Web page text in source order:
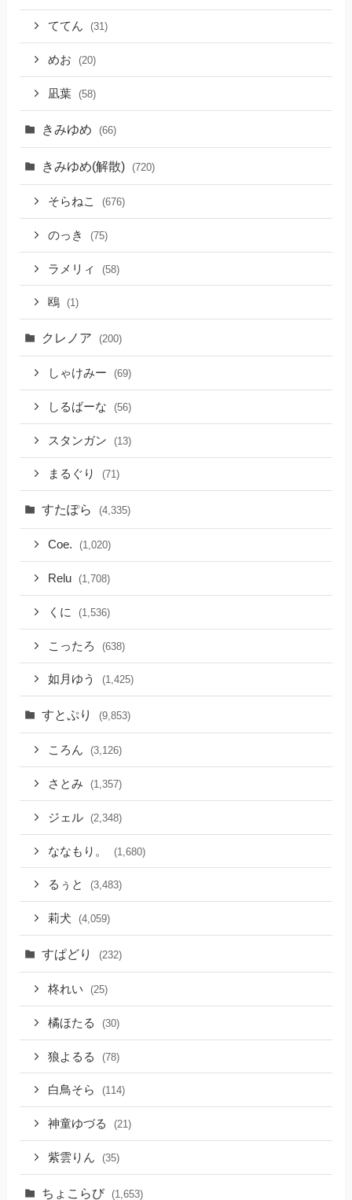
ててん (31)
めお (20)
凪葉 (58)
きみゆめ (66)
きみゆめ(解散) (720)
そらねこ (676)
のっき (75)
ラメリィ (58)
鴎 (1)
クレノア (200)
しゃけみー (69)
しるばーな (56)
スタンガン (13)
まるぐり (71)
すたぽら (4,335)
Coe. (1,020)
Relu (1,708)
くに (1,536)
こったろ (638)
如月ゆう (1,425)
すとぷり (9,853)
ころん (3,126)
さとみ (1,357)
ジェル (2,348)
ななもり。 (1,680)
るぅと (3,483)
莉犬 (4,059)
すぱどり (232)
柊れい (25)
橘ほたる (30)
狼よるる (78)
白鳥そら (114)
神童ゆづる (21)
紫雲りん (35)
ちょこらび (1,653)